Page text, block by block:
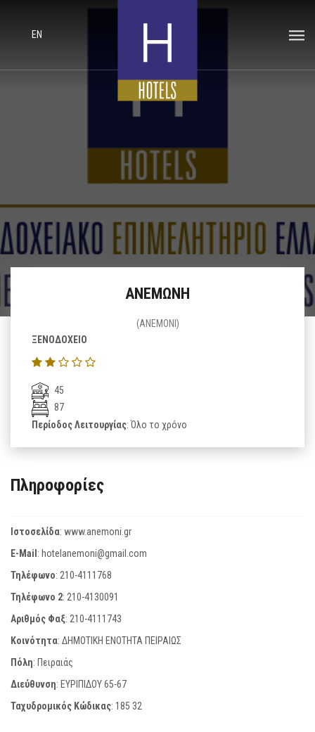
EN
ΑΝΕΜΩΝΗ
(ANEMONI)
ΞΕΝΟΔΟΧΕΙΟ
45
87
Περίοδος Λειτουργίας: Όλο το χρόνο
Πληροφορίες
Ιστοσελίδα: www.anemoni.gr
E-Mail: hotelanemoni@gmail.com
Τηλέφωνο: 210-4111768
Τηλέφωνο 2: 210-4130091
Αριθμός Φαξ: 210-4111743
Κοινότητα: ΔΗΜΟΤΙΚΗ ΕΝΟΤΗΤΑ ΠΕΙΡΑΙΩΣ
Πόλη: Πειραιάς
Διεύθυνση: ΕΥΡΙΠΙΔΟΥ 65-67
Ταχυδρομικός Κώδικας: 185 32